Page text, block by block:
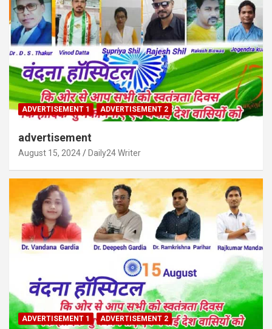
ADVERTISEMENT 1 ADVERTISEMENT 2
advertisement
August 15, 2024 Daily24 Writer
ADVERTISEMENT 1 ADVERTISEMENT 2